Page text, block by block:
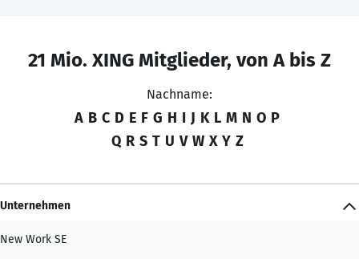
21 Mio. XING Mitglieder, von A bis Z
Nachname:
A B C D E F G H I J K L M N O P
Q R S T U V W X Y Z
Unternehmen
New Work SE